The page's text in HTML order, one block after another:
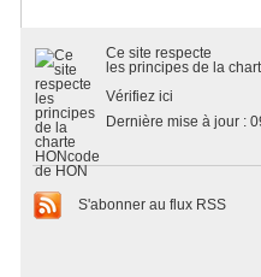
Ce site respecte
les principes de la
Vérifiez ici
Dernière mise à jour :
S'abonner au flux RSS